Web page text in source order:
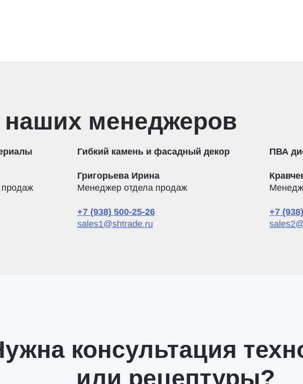
наших менеджеров
Гибкий камень и фасадный декор
Григорьева Ирина
Менеджер отдела продаж
+7 (938) 500-25-26
sales1@shtrade.ru
ПВА
+7
консультация
или рецептуры?